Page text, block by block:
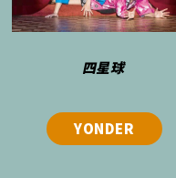
四星球
YONDER